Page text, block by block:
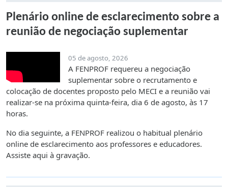
Plenário online de esclarecimento sobre a
reunião de negociação suplementar
05 de agosto, 2026
A FENPROF requereu a negociação
suplementar sobre o recrutamento e
colocação de docentes proposto pelo MECI e a reunião vai
realizar-se na próxima quinta-feira, dia 6 de agosto, às 17
horas.
No dia seguinte, a FENPROF realizou o habitual plenário
online de esclarecimento aos professores e educadores.
Assiste aqui à gravação.